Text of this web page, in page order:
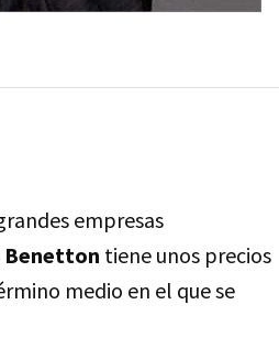
empresas
Benetton tiene unos precios
medio en el que se